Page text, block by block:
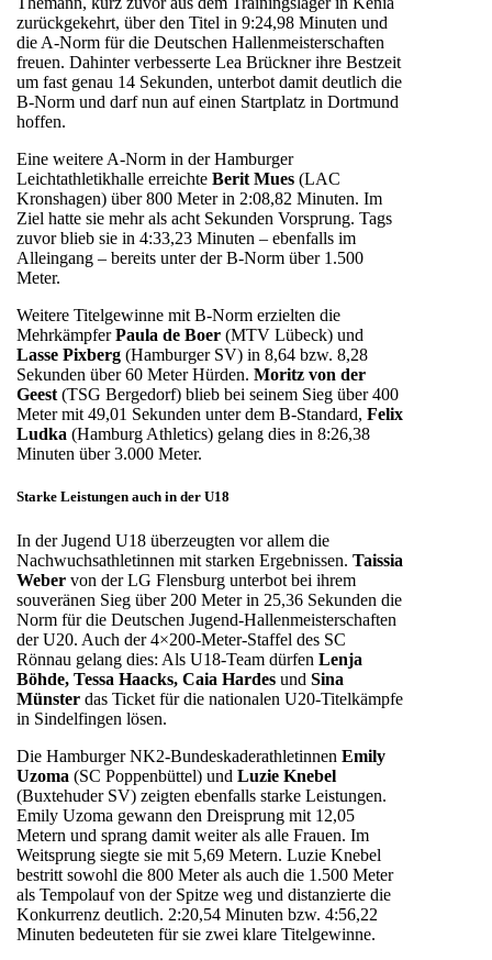
zurückgekehrt, über den Titel in 9:24,98 Minuten und
die A-Norm für die Deutschen Hallenmeisterschaften
freuen. Dahinter verbesserte Lea Brückner ihre Bestzeit
um fast genau 14 Sekunden, unterbot damit deutlich die
B-Norm und darf nun auf einen Startplatz in Dortmund
hoffen.
Eine weitere A-Norm in der Hamburger
Leichtathletikhalle erreichteBerit Mues (LAC
Kronshagen) über 800 Meter in 2:08,82 Minuten. Im
Ziel hatte sie mehr als acht Sekunden Vorsprung. Tags
zuvor blieb sie in 4:33,23 Minuten – ebenfalls im
Alleingang – bereits unter der B-Norm über 1.500
Meter.
Weitere Titelgewinne mit B-Norm erzielten die
MehrkämpferPaula de Boer (MTV Lübeck) und
Lasse Pixberg (Hamburger SV) in 8,64 bzw. 8,28
Sekunden über 60 Meter Hürden.Moritz von der
Geest (TSG Bergedorf) blieb bei seinem Sieg über 400
Meter mit 49,01 Sekunden unter dem B-Standard,Felix
Ludka (Hamburg Athletics) gelang dies in 8:26,38
Minuten über 3.000 Meter.
Starke Leistungen auch in der U18
In der Jugend U18 überzeugten vor allem die
Nachwuchsathletinnen mit starken Ergebnissen.Taissia
Weber von der LG Flensburg unterbot bei ihrem
souveränen Sieg über 200 Meter in 25,36 Sekunden die
Norm für die Deutschen Jugend-Hallenmeisterschaften
der U20. Auch der 4×200-Meter-Staffel des SC
Rönnau gelang dies: Als U18-Team dürfenLenja
Böhde, Tessa Haacks, Caia Hardes undSina
Münster das Ticket für die nationalen U20-Titelkämpfe
in Sindelfingen lösen.
Die Hamburger NK2-BundeskaderathletinnenEmily
Uzoma (SC Poppenbüttel) undLuzie Knebel
(Buxtehuder SV) zeigten ebenfalls starke Leistungen.
Emily Uzoma gewann den Dreisprung mit 12,05
Metern und sprang damit weiter als alle Frauen. Im
Weitsprung siegte sie mit 5,69 Metern. Luzie Knebel
bestritt sowohl die 800 Meter als auch die 1.500 Meter
als Tempolauf von der Spitze weg und distanzierte die
Konkurrenz deutlich. 2:20,54 Minuten bzw. 4:56,22
Minuten bedeuteten für sie zwei klare Titelgewinne.